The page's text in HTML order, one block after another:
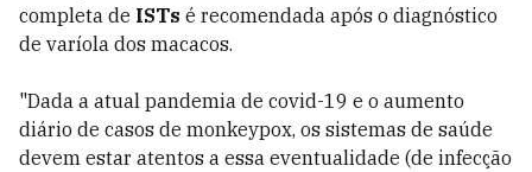
completa de ISTs é recomendada após o diagnóstico
de varíola dos macacos.
"Dada a atual pandemia de covid-19 e o aumento
diário de casos de monkeypox, os sistemas de saúde
devem estar atentos a essa eventualidade (de infecção